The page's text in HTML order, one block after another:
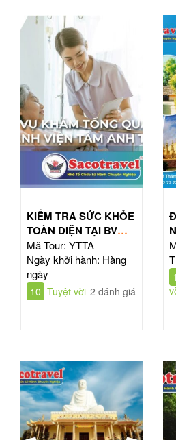
KIỂM TRA SỨC KHỎE
TOÀN DIỆN TẠI BV
TÂM ANH HỒ CHÍ
MINH
Mã Tour: YTTA
Ngày khởi hành: Hàng
ngày
10 Tuyệt vời 2 đánh giá
|